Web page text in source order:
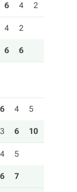
6 4 2
4 2
6 6
6 4 5
3 6 10
4 5
6 7